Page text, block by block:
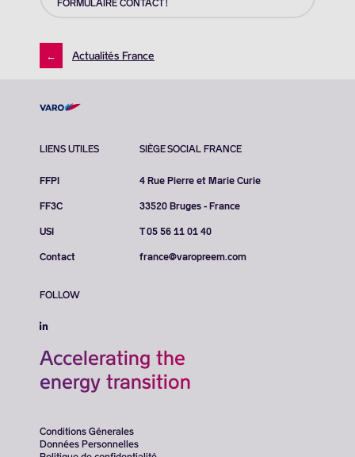
FORMULAIRE CONTACT !
← Actualités France
LIENS UTILES
FFPI
FF3C
USI
Contact
SIÈGE SOCIAL FRANCE
4 Rue Pierre et Marie Curie
33520 Bruges - France
T 05 56 11 01 40
france@varopreem.com
FOLLOW
Accelerating the
energy transition
Conditions Génerales
Données Personnelles